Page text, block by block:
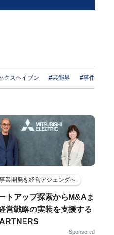
クスヘイブン #芸能界 #事件
業開発を経営アジェンダへ
トアップ探索からM&Aま
営戦略の実装を支援する
Sponsored